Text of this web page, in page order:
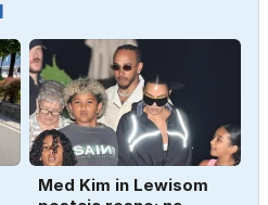
Med Kim in Lewisom